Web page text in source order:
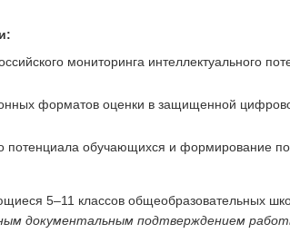
мониторинга интеллектуального
форматов оценки в защищенной
потенциала обучающихся и формирование
5–11 классов общеобразовательных
документальным подтверждением